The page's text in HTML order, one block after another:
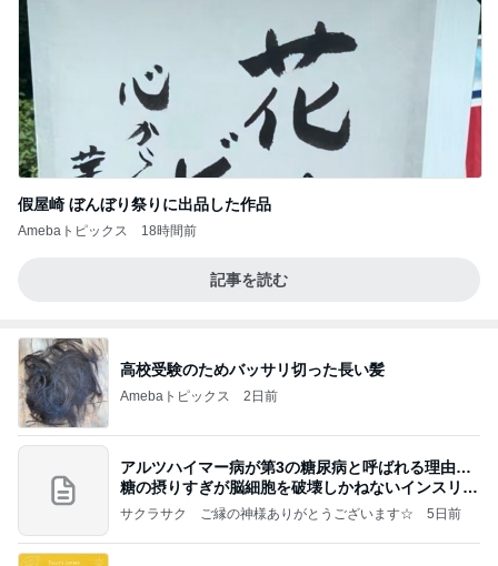
假屋崎 ぼんぼり祭りに出品した作品
Amebaトピックス 18時間前
記事を読む
高校受験のためバッサリ切った長い髪
Amebaトピックス 2日前
アルツハイマー病が第3の糖尿病と呼ばれる理由…
糖の摂りすぎが脳細胞を破壊しかねないインスリン
の恐
サクラサク ご縁の神様ありがとうございます☆ 5日前